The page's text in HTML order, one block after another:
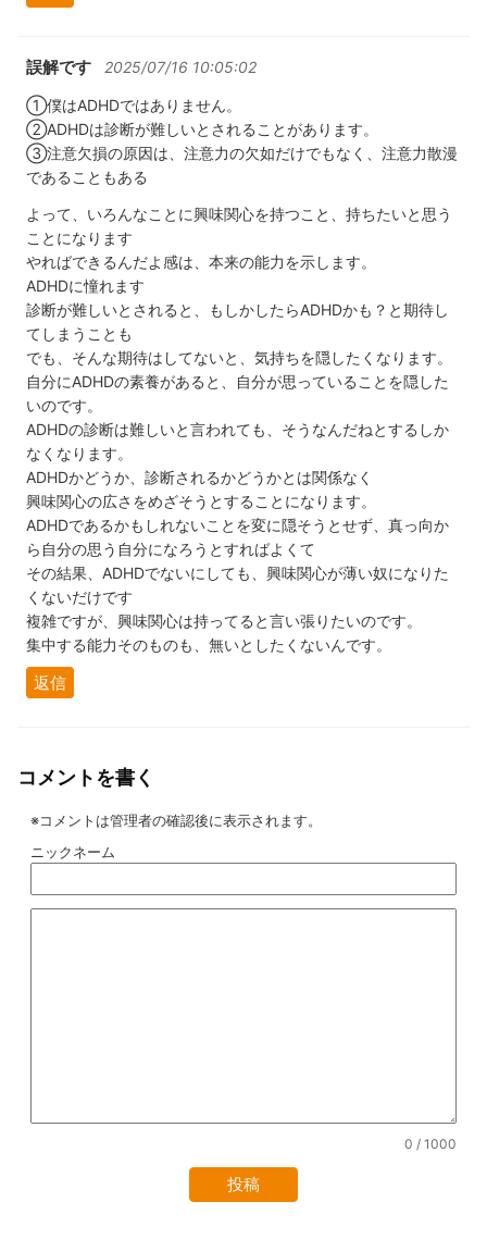
誤解です 2025/07/16 10:05:02
①僕はADHDではありません。
②ADHDは診断が難しいとされることがあります。
③注意欠損の原因は、注意力の欠如だけでもなく、注意力散漫
であることもある
よって、いろんなことに興味関心を持つこと、持ちたいと思う
ことになります
やればできるんだよ感は、本来の能力を示します。
ADHDに憧れます
診断が難しいとされると、もしかしたらADHDかも？と期待し
てしまうことも
でも、そんな期待はしてないと、気持ちを隠したくなります。
自分にADHDの素養があると、自分が思っていることを隠した
いのです。
ADHDの診断は難しいと言われても、そうなんだねとするしか
なくなります。
ADHDかどうか、診断されるかどうかとは関係なく
興味関心の広さをめざそうとすることになります。
ADHDであるかもしれないことを変に隠そうとせず、真っ向か
ら自分の思う自分になろうとすればよくて
その結果、ADHDでないにしても、興味関心が薄い奴になりた
くないだけです
複雑ですが、興味関心は持ってると言い張りたいのです。
集中する能力そのものも、無いとしたくないんです。
返信
コメントを書く
※コメントは管理者の確認後に表示されます。
ニックネーム
0 / 1000